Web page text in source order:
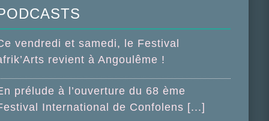
vendredi et samedi, le Festival
revient à Angoulême !
prélude à l’ouverture du 68 ème
International de Confolens [...]